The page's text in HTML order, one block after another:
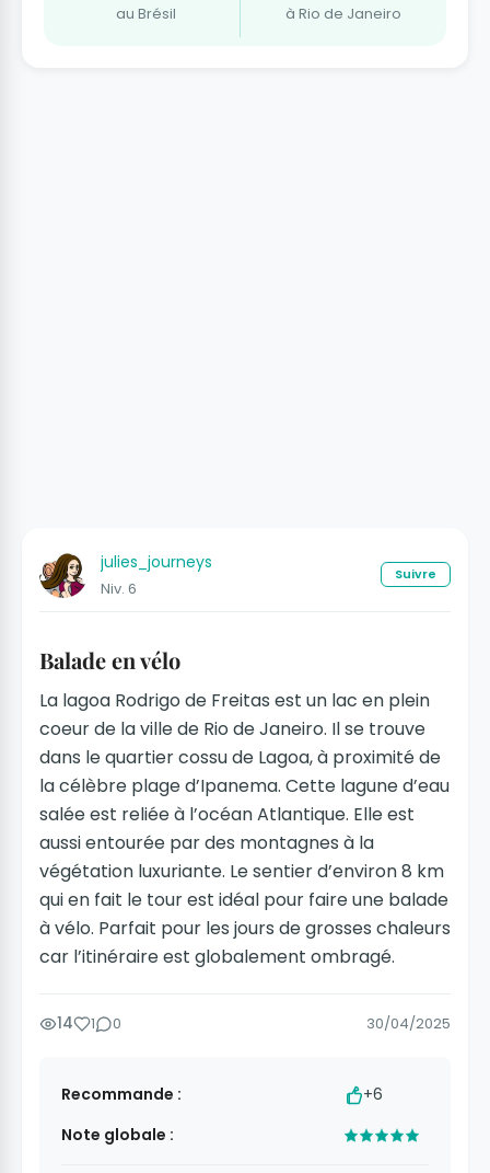
au Brésil à Rio de Janeiro
julies_journeys
Niv. 6
Suivre
Balade en vélo
La lagoa Rodrigo de Freitas est un lac en plein
coeur de la ville de Rio de Janeiro. Il se trouve
dans le quartier cossu de Lagoa, à proximité de
la célèbre plage d’Ipanema. Cette lagune d’eau
salée est reliée à l’océan Atlantique. Elle est
aussi entourée par des montagnes à la
végétation luxuriante. Le sentier d’environ 8 km
qui en fait le tour est idéal pour faire une balade
à vélo. Parfait pour les jours de grosses chaleurs
car l’itinéraire est globalement ombragé.
14 1 0 30/04/2025
Recommande :
+6
Note globale :